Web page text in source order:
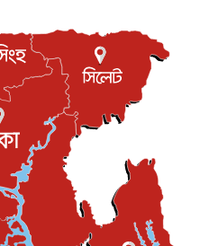
আজ মুম্বাইয়ে দুই বাড়ির মালিক
৬ আগস্ট, ২০২৬
কুলাউড়াবাসীর মত বিনিময়
৫ আগস্ট, ২০২৬
সফরের আমন্ত্রণ
৫ আগস্ট, ২০২৬
আজ, স্মরণে দেশজুড়ে কর্মসূচি
৫ আগস্ট, ২০২৬
বলেই জুলাই আন্দোলন সফল :